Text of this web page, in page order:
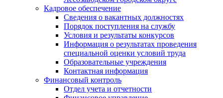
Кадровое обеспечение
Сведения о вакантных должностях
Порядок поступления на службу
Условия и результаты конкурсов
Информация о результатах проведения
специальной оценки условий труда
Образовательные учреждения
Контактная информация
Финансовый контроль
Отдел учета и отчетности